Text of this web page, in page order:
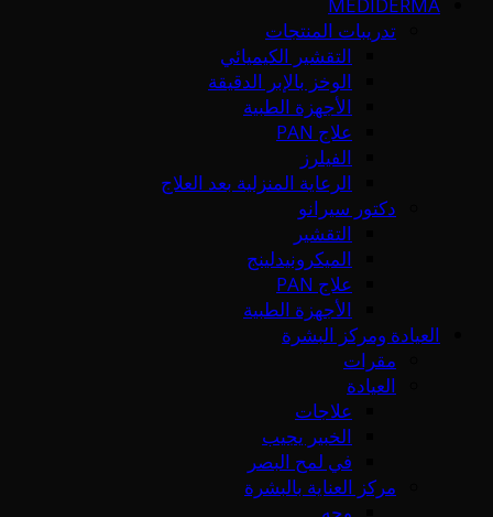
MEDIDERMA
تدريبات المنتجات
التقشير الكيميائي
الوخز بالإبر الدقيقة
الأجهزة الطبية
علاج PAN
الفيلرز
الرعاية المنزلية بعد العلاج
دكتور سيرانو
التقشير
الميكرونيدلينج
علاج PAN
الأجهزة الطبية
العيادة ومركز البشرة
مقرات
العيادة
علاجات
الخبير يجيب
في لمح البصر
مركز العناية بالبشرة